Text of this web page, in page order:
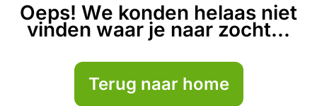
Oeps! We konden helaas niet
vinden waar je naar zocht...
Terug naar home